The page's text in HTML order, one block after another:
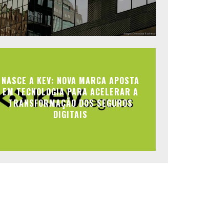
NASCE A KEV: NOVA MARCA APOSTA
EM TECNOLOGIA PARA ACELERAR A
TRANSFORMAÇÃO DOS SEGUROS
DIGITAIS